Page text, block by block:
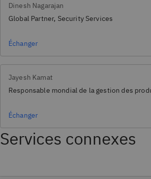
Dinesh Nagarajan
Global Partner, Security Services
Échanger
Jayesh Kamat
Responsable mondial de la gestion des
Échanger
Services connexes